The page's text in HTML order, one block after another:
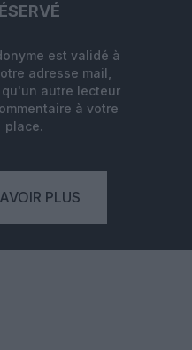
est validé à
adresse mail,
autre lecteur
à votre
place.
PLUS